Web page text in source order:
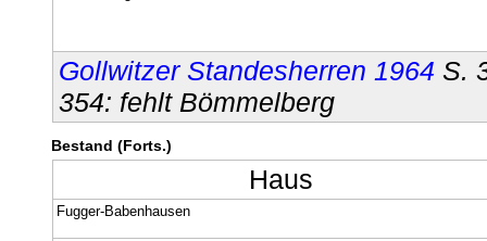
Gollwitzer Standesherren 1964 S.
354: fehlt Bömmelberg
Bestand (Forts.)
Haus
Fugger-Babenhausen